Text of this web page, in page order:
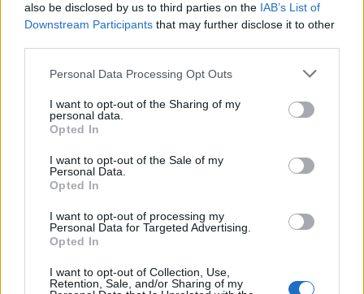
also be disclosed by us to third parties on the IAB’s List of
Downstream Participants that may further disclose it to other
Please note that this website/app uses one or more Google
not limited to your visit or usage behaviour. You may click to
grant or deny consent to Google and its third-party tags to
use your data for below specified purposes in below Google
consent section.
Personal Data Processing Opt Outs
I want to opt-out of the Sharing of my
personal data.
Opted In
I want to opt-out of the Sale of my
Personal Data.
Opted In
I want to opt-out of processing my
Personal Data for Targeted Advertising.
Opted In
I want to opt-out of Collection, Use,
Retention, Sale, and/or Sharing of my
Paolo Pinna